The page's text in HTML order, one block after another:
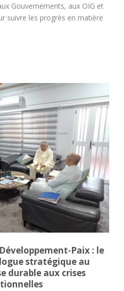
Gouvernements, aux OIG et
suivre les progrès en matière
Paix : le
stratégique au
durable aux crises